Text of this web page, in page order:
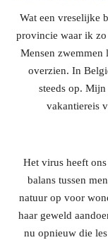
Wat een vreselijke
provincie waar ik
Mensen zwemmen
overzien. In
steeds op.
vakantiereis
Het virus heeft
balans tussen
natuur op voor
haar geweld
nu opnieuw die